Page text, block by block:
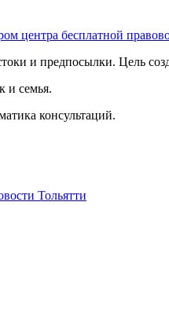
центра бесплатной
и предпосылки. Цель
и семья.
консультаций.
Тольятти